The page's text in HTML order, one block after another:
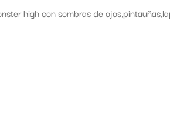
high con sombras de